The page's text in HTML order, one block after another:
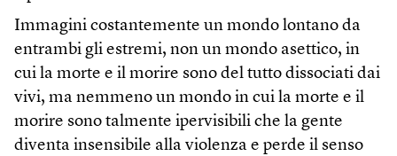
Immagini costantemente un mondo lontano da
entrambi gli estremi, non un mondo asettico, in
cui la morte e il morire sono del tutto dissociati dai
vivi, ma nemmeno un mondo in cui la morte e il
morire sono talmente ipervisibili che la gente
diventa insensibile alla violenza e perde il senso